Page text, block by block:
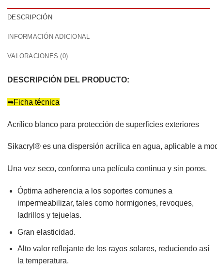
DESCRIPCIÓN
INFORMACIÓN ADICIONAL
VALORACIONES (0)
DESCRIPCIÓN DEL PRODUCTO:
➡Ficha técnica
Acrílico blanco para protección de superficies exteriores
Sikacryl® es una dispersión acrílica en agua, aplicable a
Una vez seco, conforma una película continua y sin poros.
Óptima adherencia a los soportes comunes a
impermeabilizar, tales como hormigones, revoques,
ladrillos y tejuelas.
Gran elasticidad.
Alto valor reflejante de los rayos solares, reduciendo así
la temperatura.